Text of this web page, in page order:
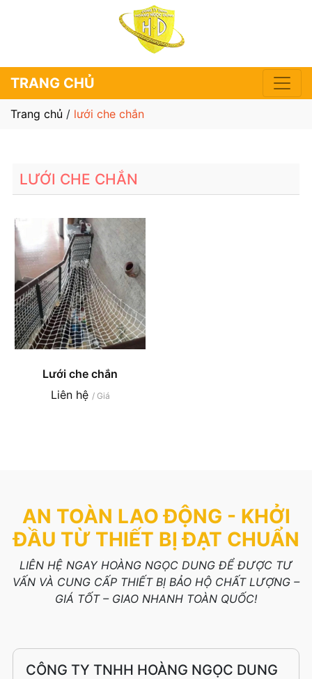
TRANG CHỦ
Trang chủ / lưới che chắn
LƯỚI CHE CHẮN
Lưới che chắn
Liên hệ / Giá
AN TOÀN LAO ĐỘNG - KHỞI
ĐẦU TỪ THIẾT BỊ ĐẠT CHUẨN
LIÊN HỆ NGAY HOÀNG NGỌC DUNG ĐỂ ĐƯỢC TƯ
VẤN VÀ CUNG CẤP THIẾT BỊ BẢO HỘ CHẤT LƯỢNG –
GIÁ TỐT – GIAO NHANH TOÀN QUỐC!
CÔNG TY TNHH HOÀNG NGỌC DUNG